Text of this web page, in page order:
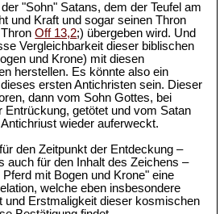
"Sohn" Satans, dem der Teufel am
und Kraft und sogar seinen Thron
ThronOff 13,2;) übergeben wird. Und
Vergleichbarkeit dieser biblischen
und Krone) mit diesen
herstellen. Es könnte also ein
ersten Antichristen sein. Dieser
dann vom Sohn Gottes, bei
Entrückung, getötet und vom Satan
wieder auferweckt.
den Zeitpunkt der Entdeckung –
auch für den Inhalt des Zeichens –
mit Bogen und Krone" eine
welche eben insbesondere
und Erstmaligkeit dieser kosmischen